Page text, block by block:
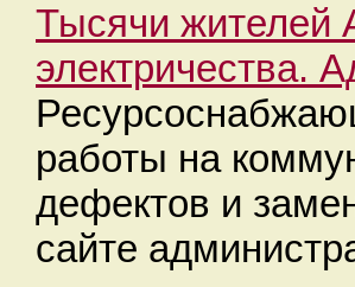
Тысячи жителей
электричества.
работы на
дефектов и
сайте